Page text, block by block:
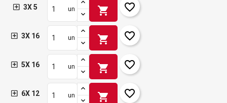
Crear una llista de desitjos
Connectar-se
3X 5 un shopping_cart favorite_border
3X 16 un shopping_cart favorite_border
5X 16 un shopping_cart favorite_border
6X 12 un shopping_cart favorite_border